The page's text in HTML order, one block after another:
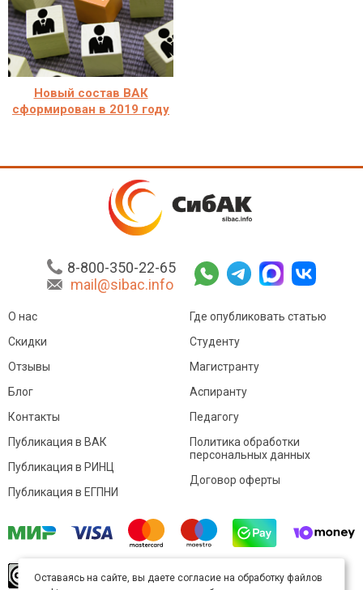
Новый состав ВАК
сформирован в 2019 году
8-800-350-22-65
mail@sibac.info
О нас
Скидки
Отзывы
Блог
Контакты
Где опубликовать статью
Студенту
Магистранту
Аспиранту
Педагогу
Публикация в ВАК
Публикация в РИНЦ
Публикация в ЕГПНИ
Политика обработки
персональных данных
Договор оферты
произведение доступно полицензии Creative
Оставаясь на сайте, вы даете согласие на обработку файлов